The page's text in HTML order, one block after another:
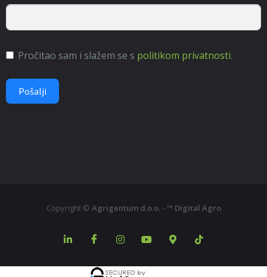
Pročitao sam i slažem se s politikom privatnosti.
Pošalji
Copyright © Agrigentum d.o.o. - ™ Digital Agro